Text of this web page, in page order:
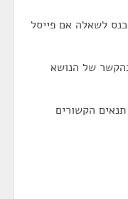
לשאלה אם פייסל
של הנושא
הקשורים